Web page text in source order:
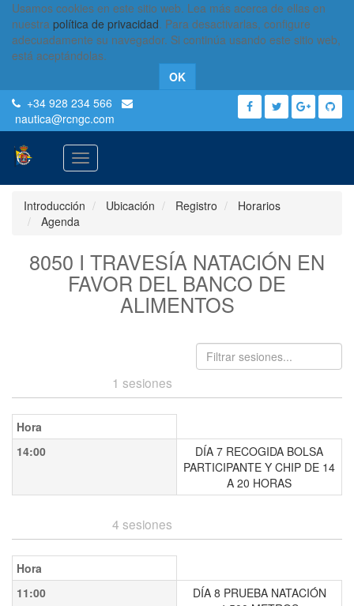
Usamos cookies en este sitio web. Lea más acerca de ellas en
nuestra política de privacidad. Para desactivarlas, configure
adecuadamente su navegador. Si continúa usando este sitio web,
está aceptándolas.
OK
+34 928 234 566
nautica@rcngc.com
Activar
navegación
Introducción
Ubicación Registro
Horarios
Agenda
8050 I TRAVESÍA NATACIÓN EN
FAVOR DEL BANCO DE
ALIMENTOS
1 sesiones
Hora
14:00
DÍA 7 RECOGIDA BOLSA
PARTICIPANTE Y CHIP DE 14
A 20 HORAS
4 sesiones
Hora
11:00
DÍA 8 PRUEBA NATACIÓN